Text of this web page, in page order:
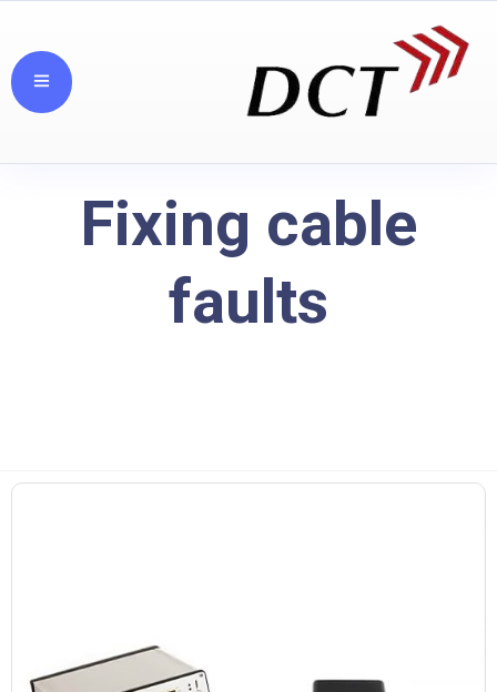
Fixing cable
faults